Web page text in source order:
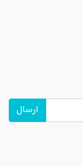
ارسال